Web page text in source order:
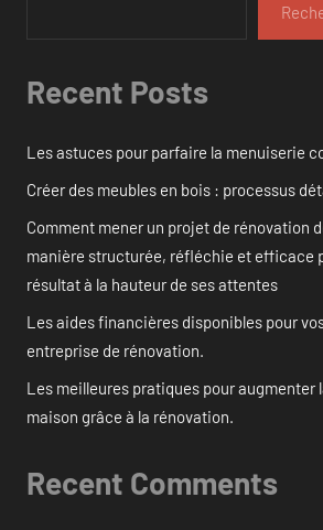
Recent Posts
Les astuces pour parfaire la menuiserie
Créer des meubles en bois : processus
Comment mener un projet de rénovation
manière structurée, réfléchie et efficace
résultat à la hauteur de ses attentes
Les aides financières disponibles pour
entreprise de rénovation.
Les meilleures pratiques pour augmenter
maison grâce à la rénovation.
Recent Comments